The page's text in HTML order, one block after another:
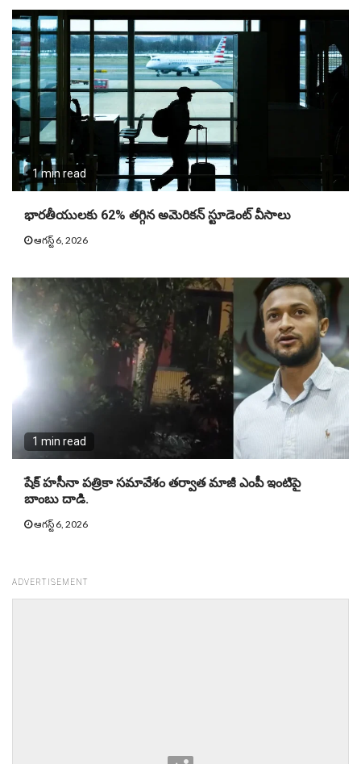
1 min read
భారతీయులకు 62% తగ్గిన అమెరికన్‌ స్టూడెంట్‌ వీసాలు
ఆగస్ట్ 6, 2026
1 min read
షేక్ హసీనా పత్రికా సమావేశం తర్వాత మాజీ ఎంపీ ఇంటిపై
బాంబు దాడి.
ఆగస్ట్ 6, 2026
ADVERTISEMENT